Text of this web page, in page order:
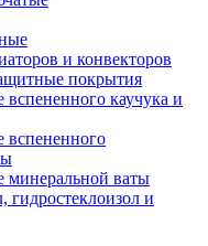
и конвекторов
покрытия
вспененного каучука и
вспененного
минеральной ваты
гидростеклоизол и